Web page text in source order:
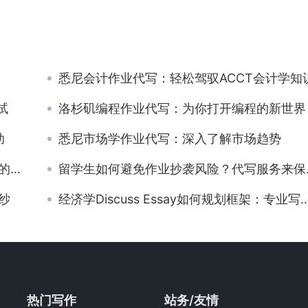
悉尼会计作业代写：轻松驾驭ACCT会计学知
洛杉矶编程作业代写：为你打开编程的新世界
悉尼市场学作业代写：深入了解市场趋势
留学生如何避免作业抄袭风险？代写服务来保驾护航！
经济学Discuss Essay如何规划框架：专业写作辅导解析
热门写作 站务/友情